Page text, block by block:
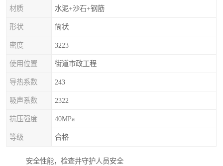
材质 水泥+沙石+钢筋
形状 筒状
密度 3223
使用位置 街道市政工程
导热系数 243
吸声系数 2322
抗压强度 40MPa
等级 合格
安全性能，检查井守护人员安全